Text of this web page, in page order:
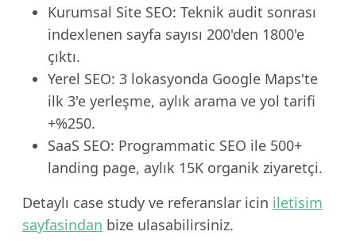
Kurumsal Site SEO: Teknik audit sonrası
indexlenen sayfa sayısı 200'den 1800'e
çıktı.
Yerel SEO: 3 lokasyonda Google Maps'te
ilk 3'e yerleşme, aylık arama ve yol tarifi
+%250.
SaaS SEO: Programmatic SEO ile 500+
landing page, aylık 15K organik ziyaretçi.
Detaylı case study ve referanslar icin iletisim
sayfasindan bize ulasabilirsiniz.